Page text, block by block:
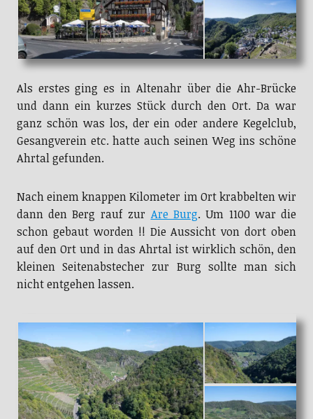
Als erstes ging es in Altenahr über die Ahr-Brücke
und dann ein kurzes Stück durch den Ort. Da war
ganz schön was los, der ein oder andere Kegelclub,
Gesangverein etc. hatte auch seinen Weg ins schöne
Ahrtal gefunden.
Nach einem knappen Kilometer im Ort krabbelten wir
dann den Berg rauf zur Are Burg. Um 1100 war die
schon gebaut worden !! Die Aussicht von dort oben
auf den Ort und in das Ahrtal ist wirklich schön, den
kleinen Seitenabstecher zur Burg sollte man sich
nicht entgehen lassen.